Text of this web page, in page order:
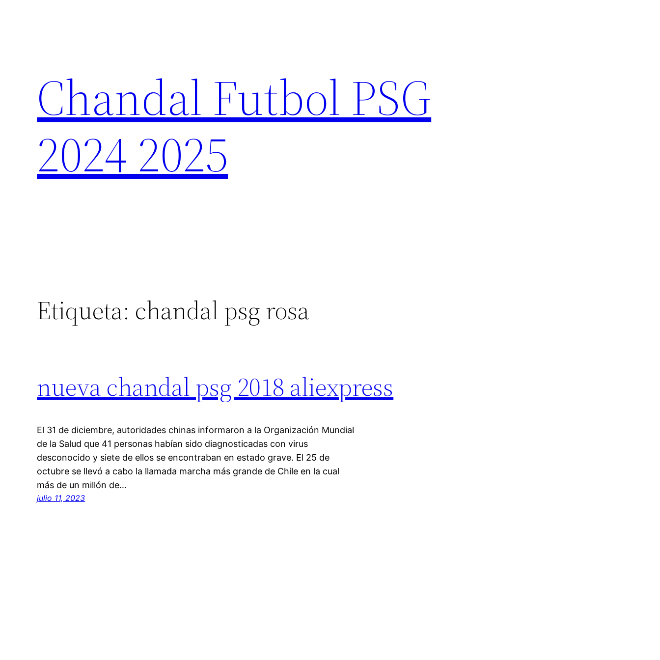
Chandal Futbol PSG
2024 2025
Etiqueta: chandal psg rosa
nueva chandal psg 2018 aliexpress
El 31 de diciembre, autoridades chinas informaron a la Organización Mundial
de la Salud que 41 personas habían sido diagnosticadas con virus
desconocido y siete de ellos se encontraban en estado grave. El 25 de
octubre se llevó a cabo la llamada marcha más grande de Chile en la cual
más de un millón de…
julio 11, 2023